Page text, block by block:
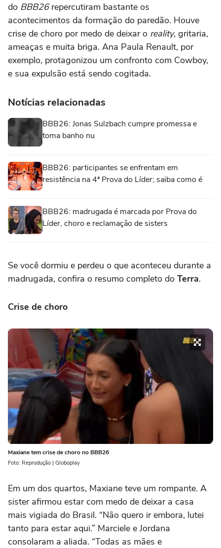
do BBB26repercutiram bastante os
acontecimentos da formação do paredão. Houve
crise de choro por medo de deixar o reality, gritaria,
ameaças e muita briga. Ana Paula Renault, por
exemplo, protagonizou um confronto com Cowboy,
e sua expulsão está sendo cogitada.
Notícias relacionadas
BBB26: Jonas Sulzbach cumpre promessa e
toma banho nu
BBB26: participantes se enfrentam em
resistência na 4ª Prova do Líder; saiba como é
BBB26: madrugada é marcada por Prova do
Líder, choro e reclamação de sisters
Se você dormiu e perdeu o que aconteceu durante a
madrugada, confira o resumo completo do Terra.
Crise de choro
Maxiane tem crise de choro no BBB26
Foto: Reprodução | Globoplay
Em um dos quartos, Maxiane teve um rompante. A
sister afirmou estar com medo de deixar a casa
mais vigiada do Brasil. “Não quero ir embora, lutei
tanto para estar aqui.” Marciele e Jordana
consolaram a aliada. “Todas as mães e